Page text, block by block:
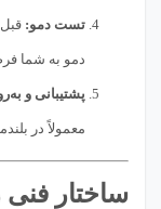
تست دمو:
دمو به شما
پشتیبانی و
معمولاً در
ساختار